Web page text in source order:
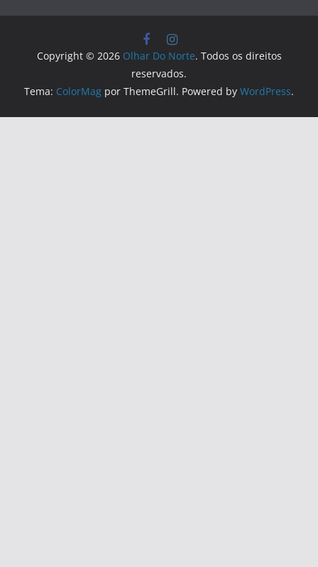
Copyright © 2026 Olhar Do Norte. Todos os direitos
reservados.
Tema: ColorMag por ThemeGrill. Powered by WordPress.